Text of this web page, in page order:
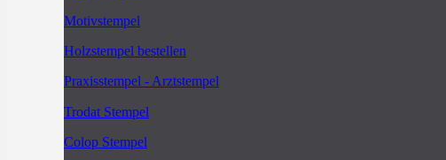
Motivstempel
Holzstempel bestellen
Praxisstempel - Arztstempel
Trodat Stempel
Colop Stempel